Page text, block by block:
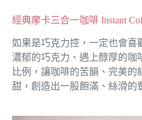
經典摩卡三合一咖啡 Instant
如果是巧克力控，一定也會喜
濃郁的巧克力、遇上醇厚的咖
比例，讓咖啡的苦韻、完美的
甜，創造出一股飽滿、絲滑的